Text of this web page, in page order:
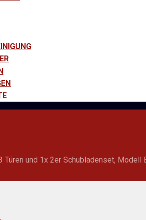
Türen und 1x 2er Schubladenset, Modell